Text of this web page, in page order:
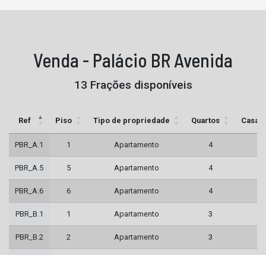
Venda - Palácio BR Avenida
13 Frações disponíveis
Ref Piso Tipo de propriedade Quartos Casas
PBR_A.1 1 Apartamento 4
PBR_A.5 5 Apartamento 4
PBR_A.6 6 Apartamento 4
PBR_B.1 1 Apartamento 3
PBR_B.2 2 Apartamento 3